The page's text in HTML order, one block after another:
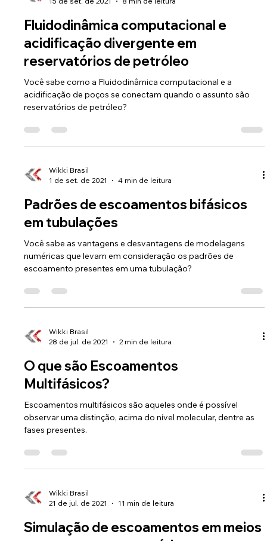
15 de set. de 2021
8 min de leitura
Fluidodinâmica computacional e
acidificação divergente em
reservatórios de petróleo
Você sabe como a Fluidodinâmica computacional e a
reservatórios de petróleo?
1 de set. de 2021
4 min de leitura
Padrões de escoamentos bifásicos
em tubulações
Você sabe as vantagens e desvantagens de modelagens
escoamento presentes em uma tubulação?
28 de jul. de 2021
2 min de leitura
O que são Escoamentos
Multifásicos?
Escoamentos multifásicos são aqueles onde é possível
fases presentes.
21 de jul. de 2021
11 min de leitura